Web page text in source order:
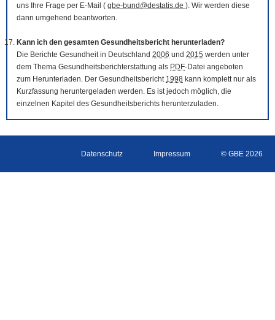
uns Ihre Frage per E-Mail ( gbe-bund@destatis.de ). Wir werden diese
dann umgehend beantworten.
Kann ich den gesamten Gesundheitsbericht herunterladen?
Die Berichte Gesundheit in Deutschland 2006 und 2015 werden unter
dem Thema Gesundheitsberichterstattung als PDF-Datei angeboten
zum Herunterladen. Der Gesundheitsbericht 1998 kann komplett nur als
Kurzfassung heruntergeladen werden. Es ist jedoch möglich, die
einzelnen Kapitel des Gesundheitsberichts herunterzuladen.
Datenschutz Impressum © GBE 2026